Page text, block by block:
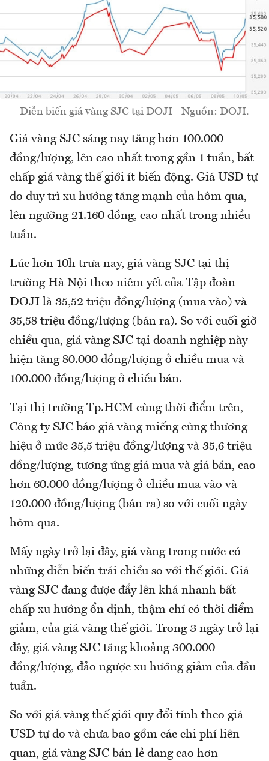
Diễn biến giá vàng SJC tại DOJI - Nguồn: DOJI.
Giá vàng SJC sáng nay tăng hơn 100.000
đồng/lượng, lên cao nhất trong gần 1 tuần, bất
chấp giá vàng thế giới ít biến động. Giá USD tự
do duy trì xu hướng tăng mạnh của hôm qua,
lên ngưỡng 21.160 đồng, cao nhất trong nhiều
tuần.
Lúc hơn 10h trưa nay, giá vàng SJC tại thị
trường Hà Nội theo niêm yết của Tập đoàn
DOJI là 35,52 triệu đồng/lượng (mua vào) và
35,58 triệu đồng/lượng (bán ra). So với cuối giờ
chiều qua, giá vàng SJC tại doanh nghiệp này
hiện tăng 80.000 đồng/lượng ở chiều mua và
100.000 đồng/lượng ở chiều bán.
Tại thị trường Tp.HCM cùng thời điểm trên,
Công ty SJC báo giá vàng miếng cùng thương
hiệu ở mức 35,5 triệu đồng/lượng và 35,6 triệu
đồng/lượng, tương ứng giá mua và giá bán, cao
hơn 60.000 đồng/lượng ở chiều mua vào và
120.000 đồng/lượng (bán ra) so với cuối ngày
hôm qua.
Mấy ngày trở lại đây, giá vàng trong nước có
những diễn biến trái chiều so với thế giới. Giá
vàng SJC đang được đẩy lên khá nhanh bất
chấp xu hướng ổn định, thậm chí có thời điểm
giảm, của giá vàng thế giới. Trong 3 ngày trở lại
đây, giá vàng SJC tăng khoảng 300.000
đồng/lượng, đảo ngược xu hướng giảm của đầu
tuần.
So với giá vàng thế giới quy đổi tính theo giá
USD tự do và chưa bao gồm các chi phí liên
quan, giá vàng SJC bán lẻ đang cao hơn